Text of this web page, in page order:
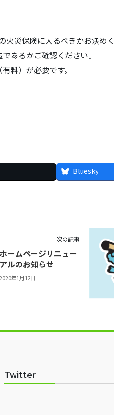
災保険に入るべきかお決めく
あるかご確認ください。
料）が必要です。
Bluesky
次の記事
ホームページリニュー
アルのお知らせ
2020年1月12日
Twitter